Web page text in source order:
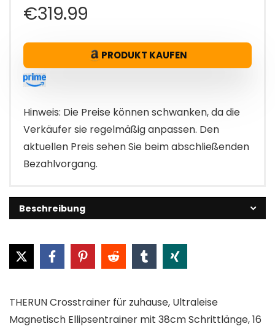
€319.99
PRODUKT KAUFEN
Hinweis: Die Preise können schwanken, da die
Verkäufer sie regelmäßig anpassen. Den
aktuellen Preis sehen Sie beim abschließenden
Bezahlvorgang.
Beschreibung
THERUN Crosstrainer für zuhause, Ultraleise
Magnetisch Ellipsentrainer mit 38cm Schrittlänge, 16